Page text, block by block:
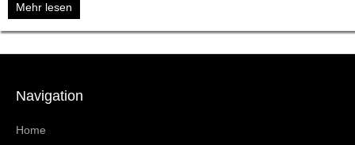
Mehr lesen
Navigation
Home